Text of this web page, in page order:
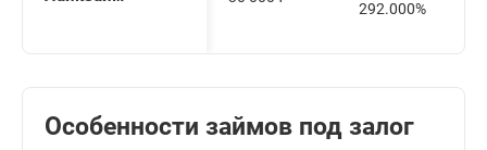
292.000%
Особенности займов под залог